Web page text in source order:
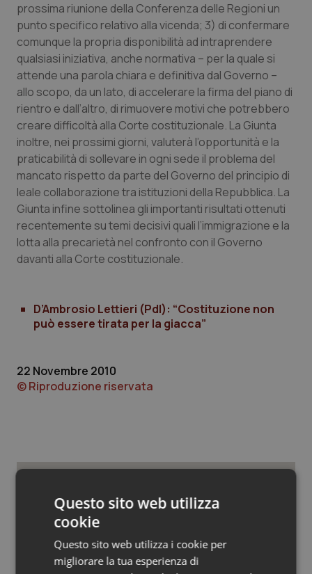
Provincia Autonoma di Bolzano
Provincia Autonoma di Trento
Puglia
Sardegna
Sicilia
Toscana
Umbria
Valle D’Aosta
Veneto
Infezioni & Febbre
Ipertensione & Scompenso
Malattie rare
Malattia di Crohn & Rettocolite Ulcerosa
Neuroscienze & patologie neurodegenerative
Obesità
Oftalmologia
Oncodermatologia
Oncoematologia
Psoriasi & pelle
Quotidiano Pediatria
Rene & patologie urogenitali
prossima riunione della Conferenza delle Regioni un
punto specifico relativo alla vicenda; 3) di confermare
comunque la propria disponibilità ad intraprendere
qualsiasi iniziativa, anche normativa – per la quale si
attende una parola chiara e definitiva dal Governo –
allo scopo, da un lato, di accelerare la firma del piano di
rientro e dall’altro, di rimuovere motivi che potrebbero
creare difficoltà alla Corte costituzionale. La Giunta
inoltre, nei prossimi giorni, valuterà l’opportunità e la
praticabilità di sollevare in ogni sede il problema del
mancato rispetto da parte del Governo del principio di
leale collaborazione tra istituzioni della Repubblica. La
Giunta infine sottolinea gli importanti risultati ottenuti
recentemente su temi decisivi quali l’immigrazione e la
lotta alla precarietà nel confronto con il Governo
davanti alla Corte costituzionale.
D’Ambrosio Lettieri (Pdl): “Costituzione non
può essere tirata per la giacca”
22 Novembre 2010
© Riproduzione riservata
Potrebbe interessarti in
Regioni e Asl
Settimana della Scienza dello
Questo sito web utilizza
cookie
Questo sito web utilizza i cookie per
migliorare la tua esperienza di